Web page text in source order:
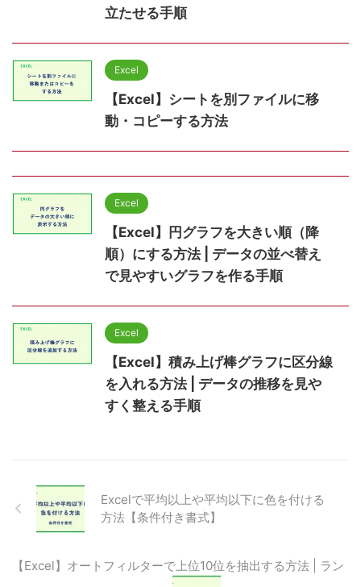
立たせる手順
Excel
【Excel】シートを別ファイルに移
動・コピーする方法
Excel
【Excel】円グラフを大きい順（降
順）にする方法 | データの並べ替え
で見やすいグラフを作る手順
Excel
【Excel】積み上げ棒グラフに区分線
を入れる方法 | データの推移を見や
すく整える手順
Excelで平均以上や平均以下に色を付ける
方法【条件付き書式】
【Excel】オートフィルターで上位10位を抽出する方法 | ラン